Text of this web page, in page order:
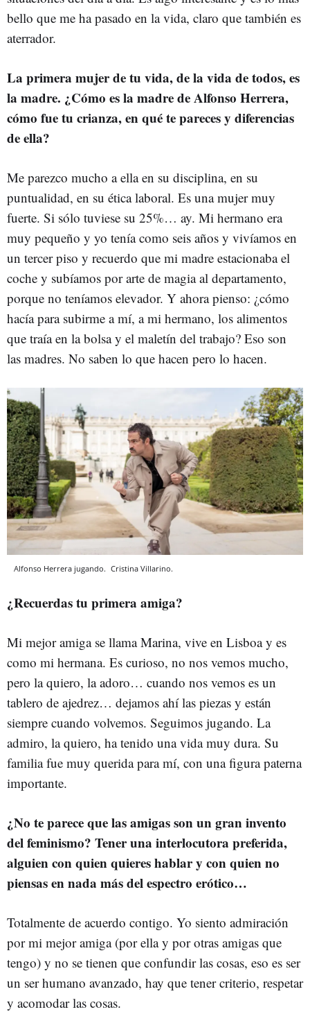
bello que me ha pasado en la vida, claro que también es
aterrador.
La primera mujer de tu vida, de la vida de todos, es
la madre. ¿Cómo es la madre de Alfonso Herrera,
cómo fue tu crianza, en qué te pareces y diferencias
de ella?
Me parezco mucho a ella en su disciplina, en su
puntualidad, en su ética laboral. Es una mujer muy
fuerte. Si sólo tuviese su 25%… ay. Mi hermano era
muy pequeño y yo tenía como seis años y vivíamos en
un tercer piso y recuerdo que mi madre estacionaba el
coche y subíamos por arte de magia al departamento,
porque no teníamos elevador. Y ahora pienso: ¿cómo
hacía para subirme a mí, a mi hermano, los alimentos
que traía en la bolsa y el maletín del trabajo? Eso son
las madres. No saben lo que hacen pero lo hacen.
Alfonso Herrera jugando. Cristina Villarino.
¿Recuerdas tu primera amiga?
Mi mejor amiga se llama Marina, vive en Lisboa y es
como mi hermana. Es curioso, no nos vemos mucho,
pero la quiero, la adoro… cuando nos vemos es un
tablero de ajedrez… dejamos ahí las piezas y están
siempre cuando volvemos. Seguimos jugando. La
admiro, la quiero, ha tenido una vida muy dura. Su
familia fue muy querida para mí, con una figura paterna
importante.
¿No te parece que las amigas son un gran invento
del feminismo? Tener una interlocutora preferida,
alguien con quien quieres hablar y con quien no
piensas en nada más del espectro erótico…
Totalmente de acuerdo contigo. Yo siento admiración
por mi mejor amiga (por ella y por otras amigas que
tengo) y no se tienen que confundir las cosas, eso es ser
un ser humano avanzado, hay que tener criterio, respetar
y acomodar las cosas.